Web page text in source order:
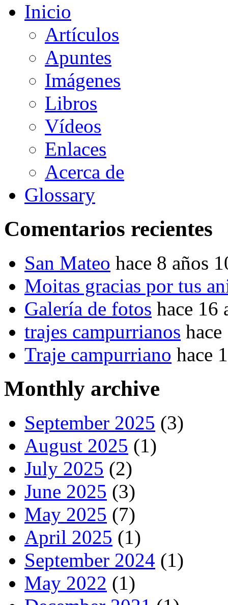
Inicio
Artículos
Apuntes
Imágenes
Libros
Vídeos
Enlaces
Acerca de
Glossary
Comentarios recientes
San Mateo hace 8 años
Moitas gracias por tus
Galería de fotos hace 16
trajes campurrianos
Traje campurriano hace
Monthly archive
September 2025 (3)
August 2025 (1)
July 2025 (2)
June 2025 (3)
May 2025 (7)
April 2025 (1)
September 2024 (1)
May 2022 (1)